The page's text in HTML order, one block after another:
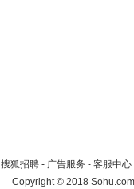
搜狐招聘 - 广告服务 - 客服中心
Copyright©2018